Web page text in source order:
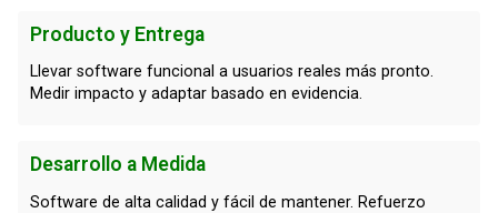
Producto y Entrega
Llevar software funcional a usuarios reales más pronto.
Medir impacto y adaptar basado en evidencia.
Desarrollo a Medida
Software de alta calidad y fácil de mantener. Refuerzo